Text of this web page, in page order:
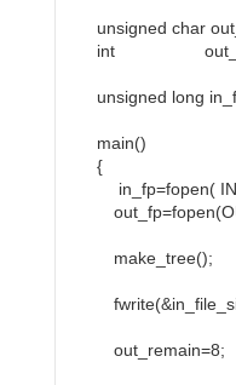
unsigned char
int
unsigned long
main()
{
in_fp=fopen(
make_tree();
out_remain=8;